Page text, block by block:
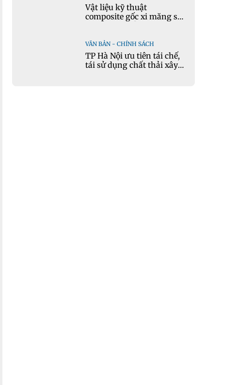
Vật liệu kỹ thuật
composite gốc xi măng sử
trong xây dựng hạ tầng
giao thông
VĂN BẢN - CHÍNH SÁCH
TP Hà Nội ưu tiên tái chế,
tái sử dụng chất thải xây